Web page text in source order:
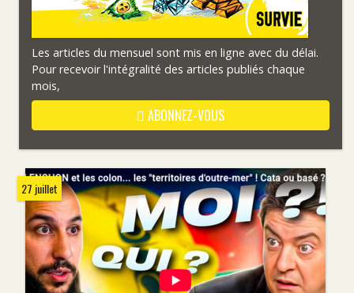
Les articles du mensuel sont mis en ligne avec du délai.
Pour recevoir l'intégralité des articles publiés chaque
mois,
ABONNEZ-VOUS
27 juillet